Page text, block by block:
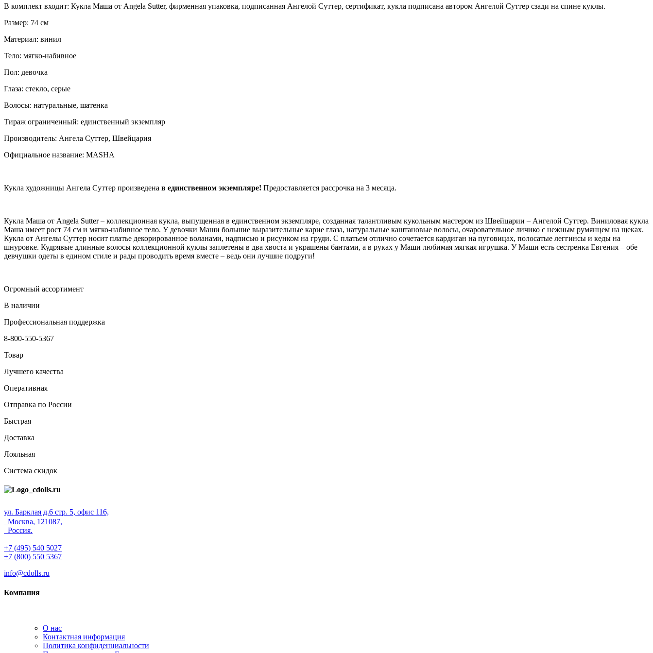
В комплект входит: Кукла Маша от Angela Sutter, фирменная упаковка, подписанная Ангелой Суттер, сертификат, кукла подписана автором Ангелой Суттер сзади на спине куклы.
Размер: 74 см
Материал: винил
Тело: мягко-набивное
Пол: девочка
Глаза: стекло, серые
Волосы: натуральные, шатенка
Тираж ограниченный: единственный экземпляр
Производитель: Ангела Суттер, Швейцария
Официальное название: MASHA
Кукла художницы Ангела Суттер произведена в единственном экземпляре! Предоставляется рассрочка на 3 месяца.
Кукла Маша от Angela Sutter – коллекционная кукла, выпущенная в единственном экземпляре, созданная талантливым кукольным мастером из Швейцарии – Ангелой Суттер. Виниловая кукла
Маша имеет рост 74 см и мягко-набивное тело. У девочки Маши большие выразительные карие глаза, натуральные каштановые волосы, очаровательное личико с нежным румянцем на щеках.
Кукла от Ангелы Суттер носит платье декорированное воланами, надписью и рисунком на груди. С платьем отлично сочетается кардиган на пуговицах, полосатые леггинсы и кеды на
шнуровке. Кудрявые длинные волосы коллекционной куклы заплетены в два хвоста и украшены бантами, а в руках у Маши любимая мягкая игрушка. У Маши есть сестренка Евгения – обе
девчушки одеты в едином стиле и рады проводить время вместе – ведь они лучшие подруги!
Огромный ассортимент
В наличии
Профессиональная поддержка
8-800-550-5367
Товар
Лучшего качества
Оперативная
Отправка по России
Быстрая
Доставка
Лояльная
Система скидок
ул. Барклая д.6 стр. 5, офис 116,
Москва, 121087,
Россия.
+7 (495) 540 5027
+7 (800) 550 5367
info@cdolls.ru
Компания
О нас
Контактная информация
Политика конфиденциальности